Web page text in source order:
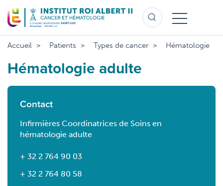
au
contenu
principal
Accueil Patients Types de cancer Hématologie
Hématologie adulte
Contact
Infirmières Coordinatrices de Soins en
hématologie adulte
+ 32 2 764 90 03
+ 32 2 764 80 58